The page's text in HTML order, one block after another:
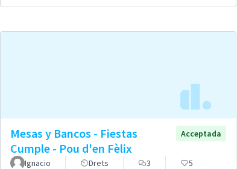
Mesas y Bancos - Fiestas
Cumple - Pou d'en Fèlix
Acceptada
Ignacio Drets 3 5